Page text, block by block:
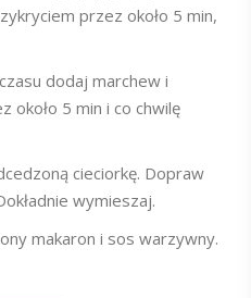
przez około 5 min,
dodaj marchew i
około 5 min i co chwilę
cieciorkę. Dopraw
wymieszaj.
makaron i sos warzywny.